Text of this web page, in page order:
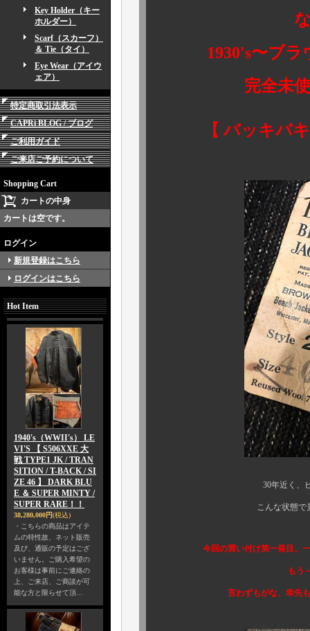
Key Holder（キー
ホルダー）
Scarf（スカーフ）
＆ Tie（タイ）
Eye Wear（アイウ
ェア）
特定商取引法表示
CAPRi BLOG / ブログ
ご利用ガイド
ご来店ご予約について
Shopping Cart
カートの中身
カートは空です。
ログイン
新規登録はこちら
ログインはこちら
Hot Item
1940's（WWII's） LE
VI'S 【 S506XXE 大
戦 TYPE1 JK / TRAN
SITION / T-BACK / SI
ZE 46 】 DARK BLU
E ＆ SUPER MINTY /
SUPER RARE！！
38,280,000円(税込)
・こちらの商品はアイテ
ムの特性故、ネット販売
及び、通販の予定はござ
いません。ご購入希望の
お客様は事前にご連絡の
上、ご来店、ご商談が可
能な方と限らせて頂…
な、な
1930's〜ブラウ
完全未使用、
【 バッキバキの
30年近く、ビンテージの
こんな状態で見たのも、
今回の買い付け第一発目、一点目
もう～嬉しいし、
言わずもがな、幸先も良いし